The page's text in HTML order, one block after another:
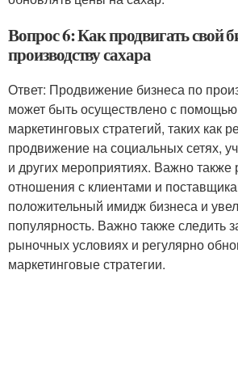
Вопрос 6: Как продвигать свой
производству сахара
Ответ: Продвижение бизнеса по
может быть осуществлено с
маркетинговых стратегий, таких как
продвижение на социальных сетях,
и других мероприятиях. Важно также
отношения с клиентами и
положительный имидж бизнеса и
популярность. Важно также следить
рыночных условиях и регулярно
маркетинговые стратегии.